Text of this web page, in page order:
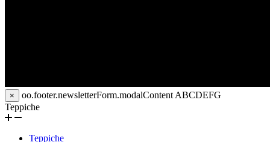
× oo.footer.newsletterForm.modalContentABCDEFG
Teppiche
Teppiche